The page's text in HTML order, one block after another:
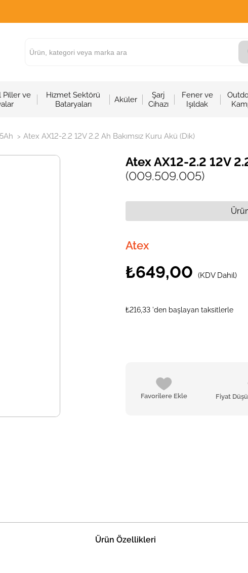
Piller ve
Hizmet Sektörü
Bataryaları
Aküler
Şarj
Cihazı
Fener ve
Işıldak
> Atex AX12-2.2 12V 2.2 Ah Bakımsız Kuru Akü (Dik)
Atex AX12-2.2 12V
(009.509.005)
Atex
₺649,00 (KDV Dahil)
₺216,33 'den başlayan taksitlerle
Favorilere Ekle Fiyat
Ürün Özellikleri